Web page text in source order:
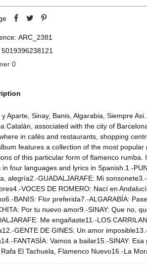
ARC_2381
5019396238121
0
y Aparte, Sinay, Banis, Algarabia, Siempre
Catalán, associated with the city of
in cafés and restaurants, shopping
features a collection of the most popular
of this particular form of flamenco rumba.
in four languages and lyrics in Spanish.1.-
alegría2.-GUADALJARAFE: Mi
VOCES DE ROMERO: Nací en
BANIS: Flor preferida7.-ALGARABÍA:
Por tu nuevo amor9.-SINAY: Que no,
Me engañaste11.-LOS
GENTE DE GINES: Un amor
FANTASÍA: Vamos a bailar15.-SINAY:
El Tachuela, Flamenco Nuevo16.-La